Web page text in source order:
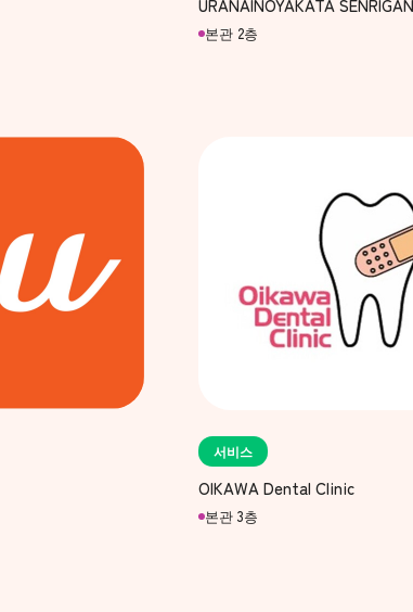
URANAINOYAKATA SENRIGAN
본관 2층
서비스
OIKAWA Dental Clinic
본관 3층